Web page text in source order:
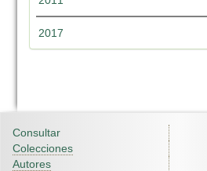
2017
Consultar
Colecciones
Autores